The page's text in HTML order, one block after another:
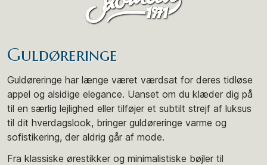
Guldøreringe
Guldøreringe har længe været værdsat for deres tidløse
appel og alsidige elegance. Uanset om du klæder dig på
til en særlig lejlighed eller tilføjer et subtilt strejf af luksus
til dit hverdagslook, bringer guldøreringe varme og
sofistikering, der aldrig går af mode.
Fra klassiske ørestikker og minimalistiske bøjler til